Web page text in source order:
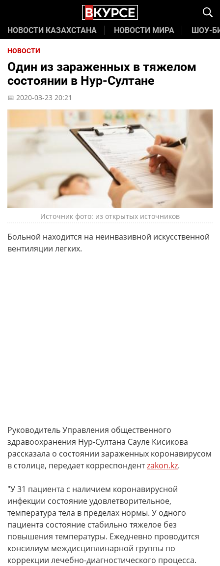
НОВОСТИ КАЗАХСТАНА НОВОСТИ МИРА ШОУ-
НОВОСТИ
Один из зараженных в тяжелом
состоянии в Нур-Султане
📅 2020-03-23 20:21
Источник фото: из открытых источников
Больной находится на неинвазивной искусственной
вентиляции легких.
Руководитель Управления общественного
здравоохранения Нур-Султана Сауле Кисикова
рассказала о состоянии зараженных коронавирусом
в столице, передает корреспондентzakon.kz.
"У 31 пациента с наличием коронавирусной
инфекции состояние удовлетворительное,
температура тела в пределах нормы. У одного
пациента состояние стабильно тяжелое без
повышения температуры. Ежедневно проводится
консилиум междисциплинарной группы по
коррекции лечебно-диагностического процесса.